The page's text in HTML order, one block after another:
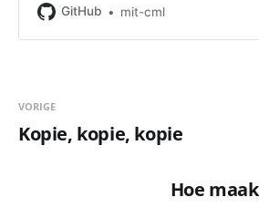
development by creating an
GitHub mit-cml
VORIGE
Kopie, kopie, kopie
Hoe